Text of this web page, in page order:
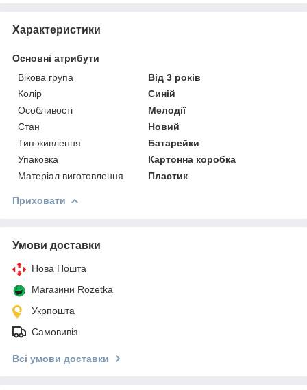
Характеристики
Основні атрибути
Вікова група
Від 3 років
Колір
Синій
Особливості
Мелодії
Стан
Новий
Тип живлення
Батарейки
Упаковка
Картонна коробка
Матеріал виготовлення
Пластик
Приховати
Умови доставки
Нова Пошта
Магазини Rozetka
Укрпошта
Самовивіз
Всі умови доставки